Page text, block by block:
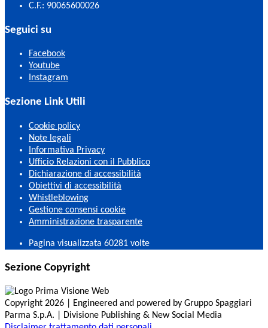
C.F.: 90065600026
Seguici su
Facebook
Youtube
Instagram
Sezione Link Utili
Cookie policy
Note legali
Informativa Privacy
Ufficio Relazioni con il Pubblico
Dichiarazione di accessibilità
Obiettivi di accessibilità
Whistleblowing
Gestione consensi cookie
Amministrazione trasparente
Pagina visualizzata 60281 volte
Sezione Copyright
Copyright 2026 | Engineered and powered by Gruppo Spaggiari
Parma S.p.A. | Divisione Publishing & New Social Media